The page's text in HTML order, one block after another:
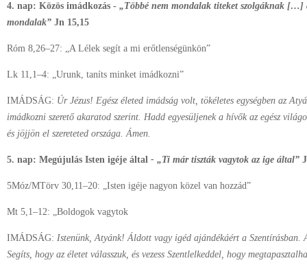
4. nap: Közös imádkozás - „Többé nem mondalak titeket szolgáknak […]
mondalak” Jn 15,15
Róm 8,26–27: „A Lélek segít a mi erőtlenségünkön”
Lk 11,1–4: „Urunk, taníts minket imádkozni”
IMÁDSÁG: Úr Jézus! Egész életed imádság volt, tökéletes egységben az
imádkozni szerető akaratod szerint. Hadd egyesüljenek a hívők az egész
és jöjjön el szereteted országa. Ámen.
5. nap: Megújulás Isten igéje által - „Ti már tiszták vagytok az ige által”
5Móz/MTörv 30,11–20: „Isten igéje nagyon közel van hozzád”
Mt 5,1–12: „Boldogok vagytok
IMÁDSÁG: Istenünk, Atyánk! Áldott vagy igéd ajándékáért a
Segíts, hogy az életet válasszuk, és vezess Szentlelkeddel, hogy